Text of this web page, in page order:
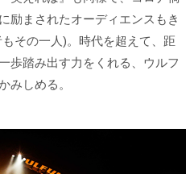
励まされたオーディエンスもき
その一人)。時代を超えて、距
歩踏み出す力をくれる、ウルフ
みしめる。